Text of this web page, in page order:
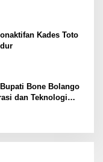
Kades Toto
Bone Bolango
dan Teknologi